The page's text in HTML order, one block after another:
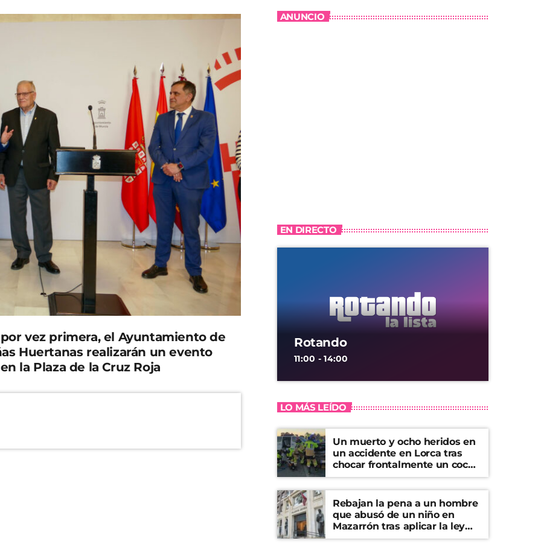
vez primera, el Ayuntamiento de
Huertanas realizarán un evento
la Plaza de la Cruz Roja
ANUNCIO
EN DIRECTO
Rotando
11:00 - 14:00
LO MÁS LEÍDO
Un muerto y ocho heridos en
un accidente en Lorca tras
chocar frontalmente un coche
y una furgoneta
Rebajan la pena a un hombre
que abusó de un niño en
Mazarrón tras aplicar la ley
del ‘solo sí es sí’